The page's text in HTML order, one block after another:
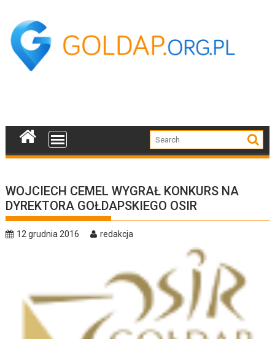
content
WOJCIECH CEMEL WYGRAŁ KONKURS NA
DYREKTORA GOŁDAPSKIEGO OSIR
12 grudnia 2016 redakcja